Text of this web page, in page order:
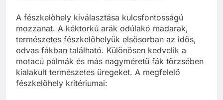
A fészkelőhely kiválasztása kulcsfontosságú
mozzanat. A kéktorkú arák odúlakó madarak,
természetes fészkelőhelyük elsősorban az idős,
odvas fákban található. Különösen kedvelik a
motacú pálmák és más nagyméretű fák törzsében
kialakult természetes üregeket. A megfelelő
fészkelőhely kritériumai: